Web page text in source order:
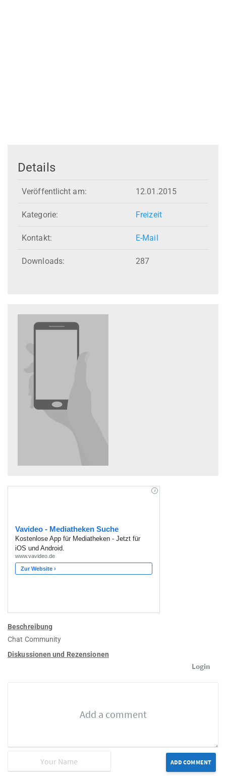
Details
Veröffentlicht am: 12.01.2015
Kategorie: Freizeit
Kontakt: E-Mail
Downloads: 287
Beschreibung
Chat Community
Diskussionen und Rezensionen
Login
ADD COMMENT